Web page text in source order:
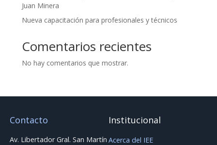
Juan Minera
Nueva capacitación para profesionales y técnicos
Comentarios recientes
No hay comentarios que mostrar.
Contacto
Av. Libertador Gral. San Martín
Institucional
Acerca del IEE